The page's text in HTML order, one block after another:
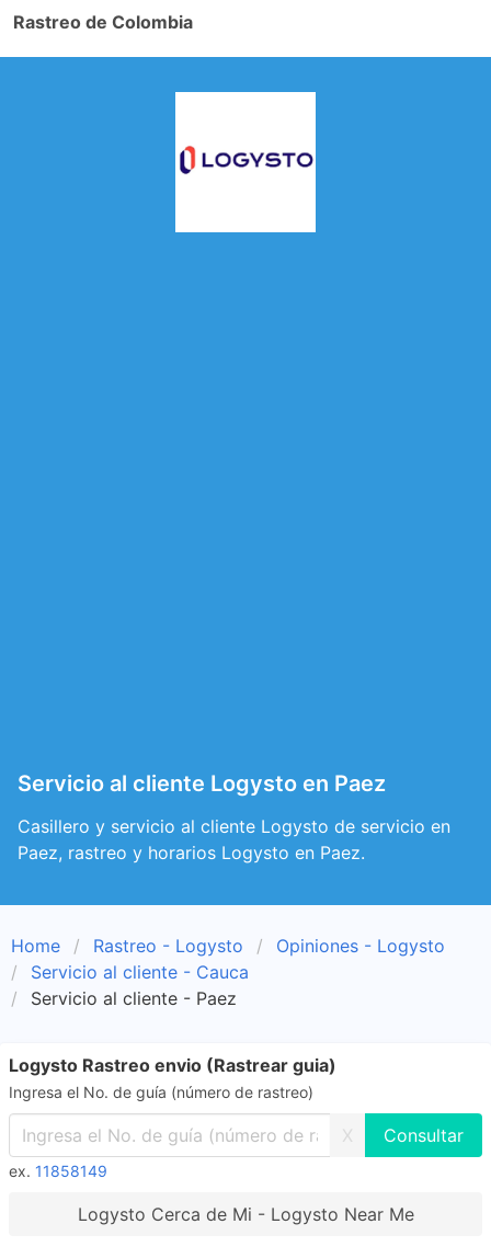
Rastreo de Colombia
Servicio al cliente Logysto en Paez
Casillero y servicio al cliente Logysto de servicio en
Paez, rastreo y horarios Logysto en Paez.
Home Rastreo - Logysto
Opiniones - Logysto
Servicio al cliente - Cauca
Servicio al cliente - Paez
Logysto Rastreo envio (Rastrear guia)
Ingresa el No. de guía (número de rastreo)
X
ex. 11858149
Logysto Cerca de Mi - Logysto Near Me